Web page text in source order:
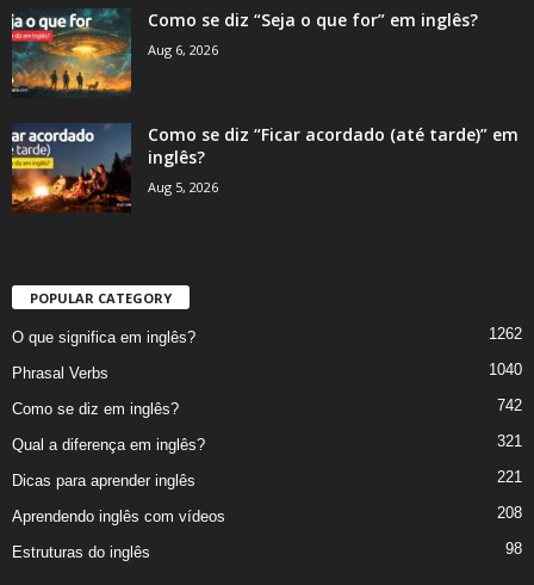
Como se diz “Seja o que for” em inglês?
Aug 6, 2026
Como se diz “Ficar acordado (até tarde)” em
inglês?
Aug 5, 2026
POPULAR CATEGORY
O que significa em inglês? 1262
Phrasal Verbs 1040
Como se diz em inglês? 742
Qual a diferença em inglês? 321
Dicas para aprender inglês 221
Aprendendo inglês com vídeos 208
Estruturas do inglês 98